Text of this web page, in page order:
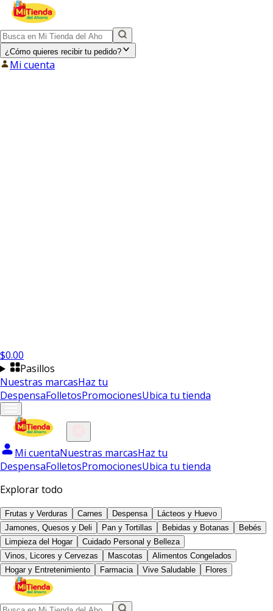
¿Cómo quieres recibir tu pedido?
Mi cuenta
$0.00
Pasillos
Nuestras marcasHaz tu
DespensaFolletosPromocionesUbica tu tienda
Mi cuentaNuestras marcasHaz tu
DespensaFolletosPromocionesUbica tu tienda
Explorar todo
Frutas y Verduras Carnes Despensa
Lácteos y Huevo
Jamones, Quesos y Deli
Pan y Tortillas Bebidas y Botanas
Bebés
Limpieza del Hogar
Cuidado Personal y Belleza
Vinos, Licores y Cervezas
Mascotas
Alimentos Congelados
Hogar y Entretenimiento
Farmacia Vive Saludable Flores